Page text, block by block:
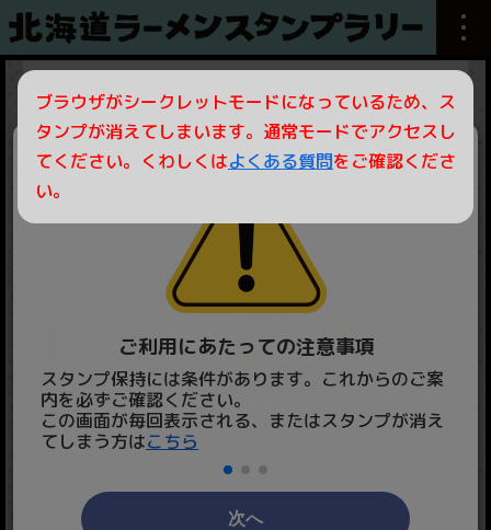
ブラウザがシークレットモードになっているため、ス
タンプが消えてしまいます。通常モードでアクセスし
てください。くわしくはよくある質問をご確認くださ
い。
ご利用にあたっての注意事項
スタンプ保持には条件があります。これからのご案
内を必ずご確認ください。
この画面が毎回表示される、またはスタンプが消え
てしまう方はこちら
次へ
百里香